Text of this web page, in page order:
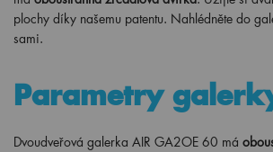
plochy díky našemu patentu. Nahlédněte do
sami.
Parametry
Dvoudveřová galerka AIR GA2OE 60 má